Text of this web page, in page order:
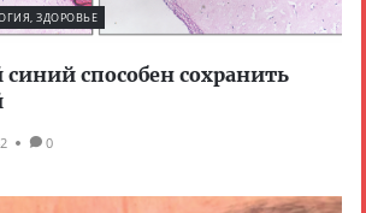
ЗДОРОВЬЕ
способен сохранить
0